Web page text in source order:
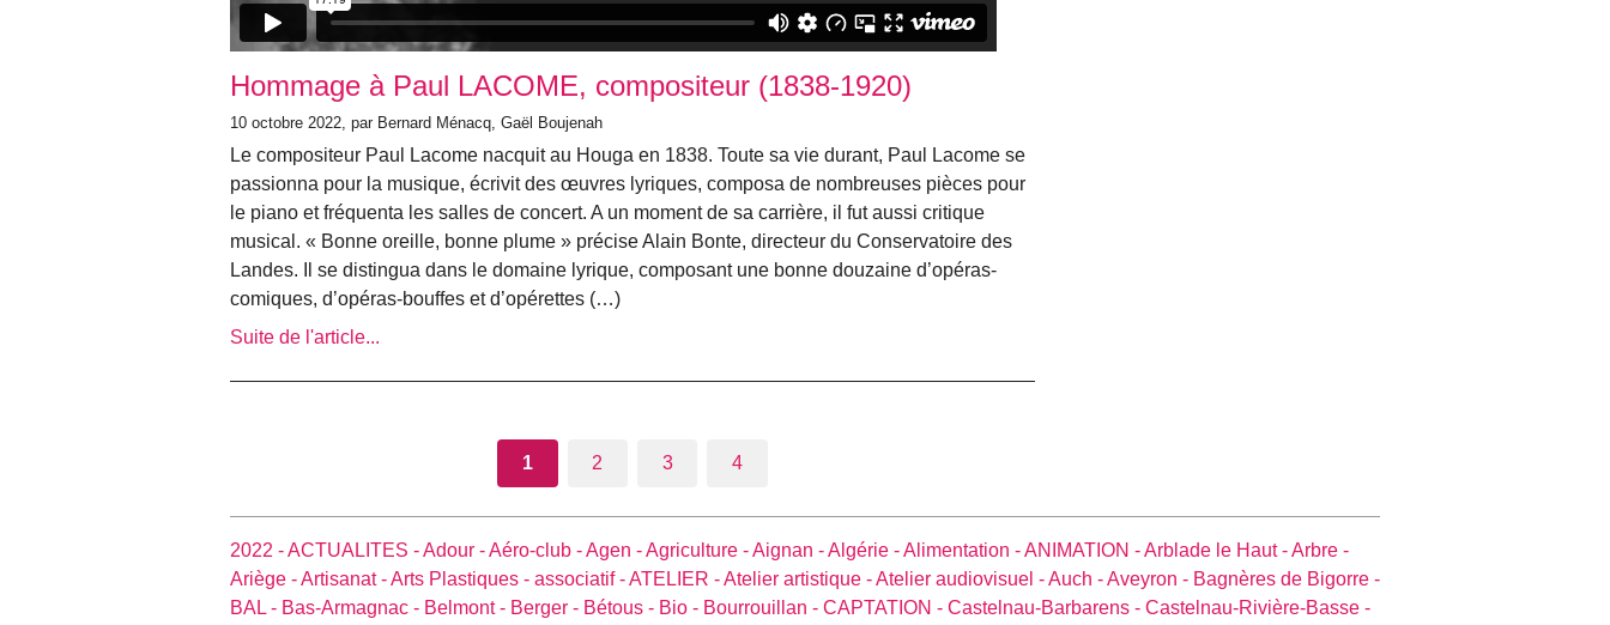
Hommage à Paul LACOME, compositeur (1838-1920)
10 octobre 2022, par Bernard Ménacq, Gaël Boujenah
Le compositeur Paul Lacome nacquit au Houga en 1838. Toute sa vie durant, Paul Lacome se
passionna pour la musique, écrivit des œuvres lyriques, composa de nombreuses pièces pour
le piano et fréquenta les salles de concert. A un moment de sa carrière, il fut aussi critique
musical. « Bonne oreille, bonne plume » précise Alain Bonte, directeur du Conservatoire des
Landes. Il se distingua dans le domaine lyrique, composant une bonne douzaine d’opéras-
comiques, d’opéras-bouffes et d’opérettes (…)
Suite de l'article...
1 2 3 4
2022 -ACTUALITES -Adour -Aéro-club -Agen -Agriculture -Aignan -Algérie -Alimentation -ANIMATION -Arblade le Haut -Arbre -
Ariège -Artisanat -Arts Plastiques - associatif -ATELIER -Atelier artistique -Atelier audiovisuel -Auch -Aveyron - Bagnères de Bigorre -
BAL - Bas-Armagnac - Belmont - Berger - Bétous - Bio - Bourrouillan - CAPTATION - Castelnau-Barbarens - Castelnau-Rivière-Basse -